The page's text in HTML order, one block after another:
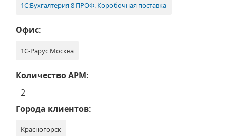
1С:Бухгалтерия 8 ПРОФ. Коробочная поставка
Офис:
1С-Рарус Москва
Количество АРМ:
2
Города клиентов:
Красногорск